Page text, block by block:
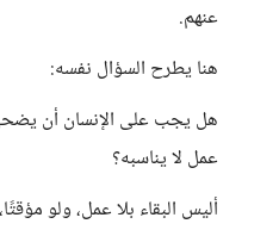
عنهم.
هنا يطرح السؤال نفسه:
هل يجب على الإنسان أن
عمل لا يناسبه؟
أليس البقاء بلا عمل، ولو